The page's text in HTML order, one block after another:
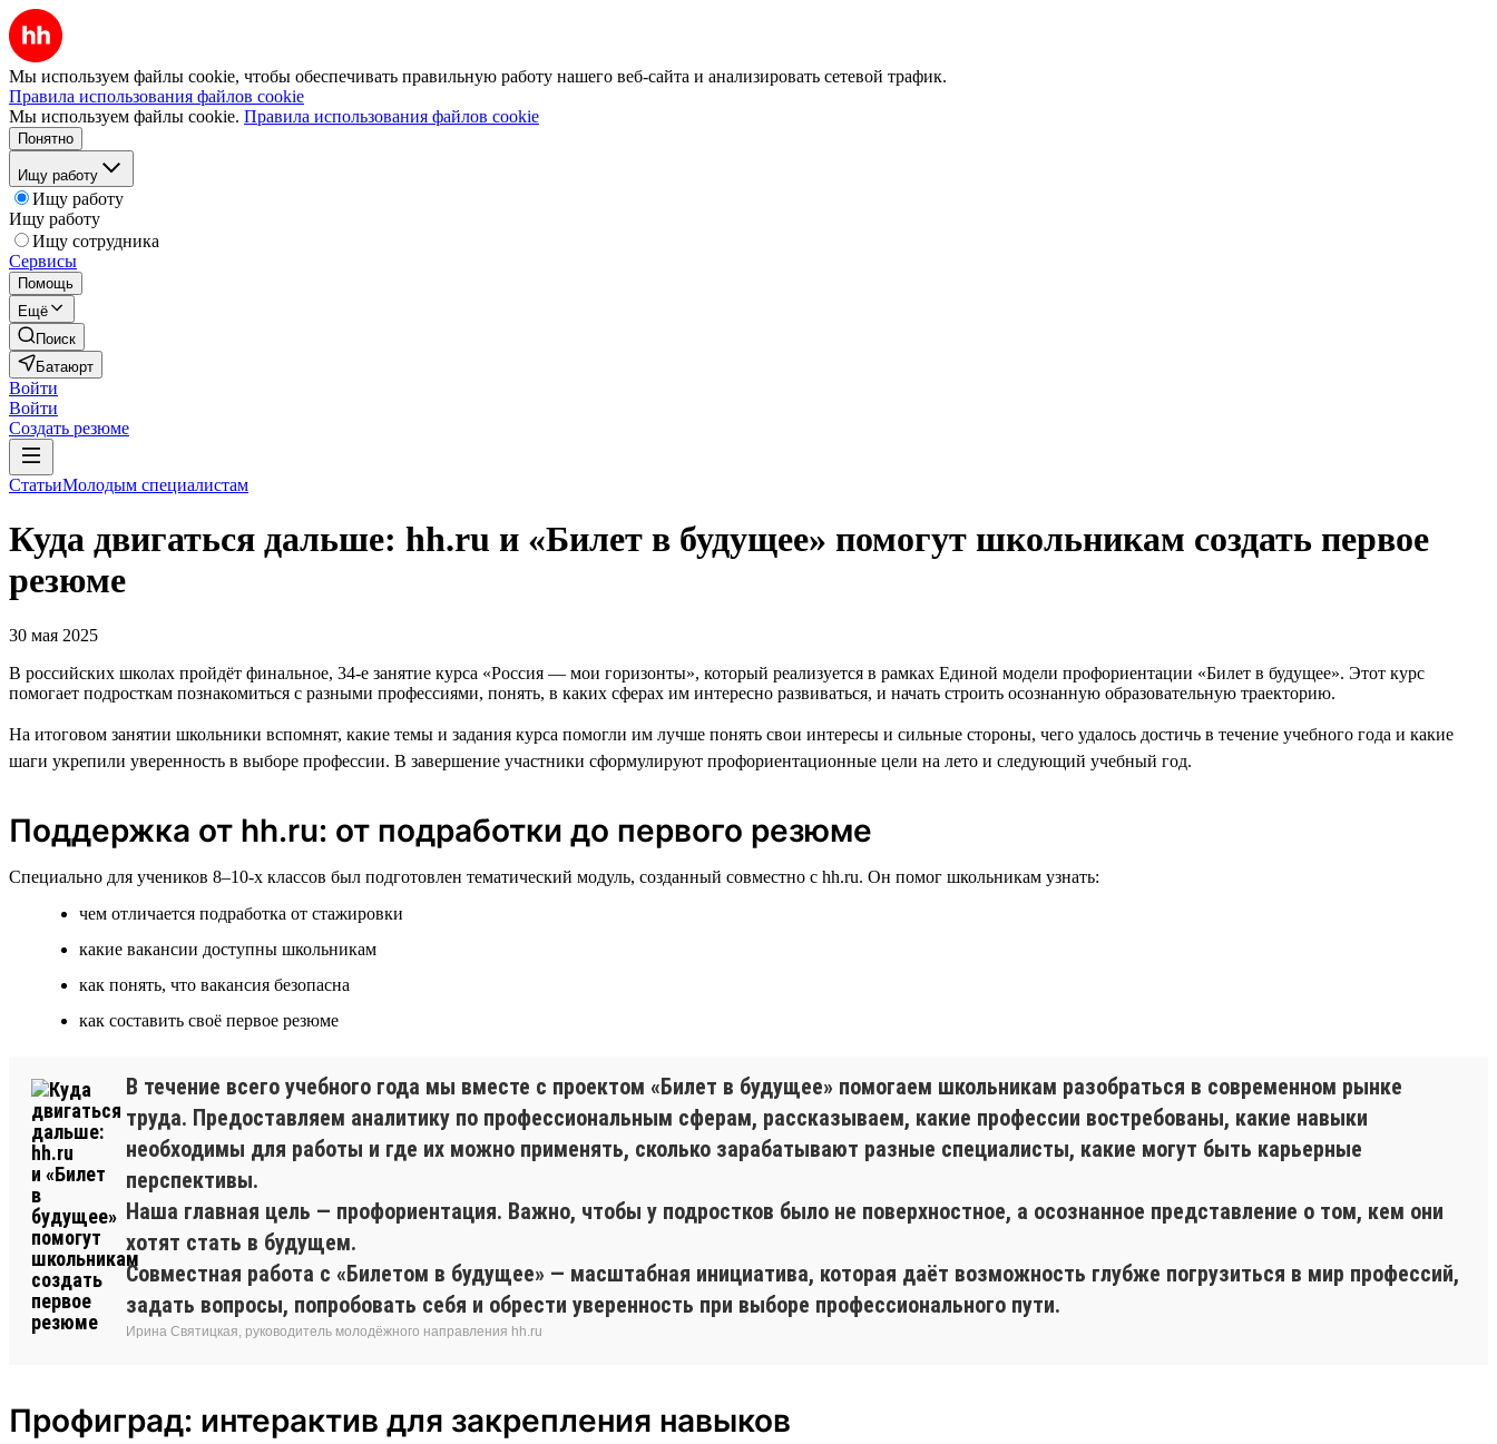
Мы используем файлы cookie, чтобы обеспечивать правильную работу нашего веб-сайта и анализировать сетевой трафик.
Правила использования файлов cookie
Мы используем файлы cookie. Правила использования файлов cookie
Понятно
Ищу работу
Ищу работу
Ищу работу
Ищу сотрудника
Сервисы
Помощь
Ещё
Поиск
Батаюрт
Войти
Войти
Создать резюме
СтатьиМолодым специалистам
Куда двигаться дальше: hh.ru и «Билет в будущее» помогут школьникам создать первое
резюме
30 мая 2025
В российских школах пройдёт финальное, 34-е занятие курса «Россия — мои горизонты», который реализуется в рамках Единой модели профориентации «Билет в будущее». Этот курс
помогает подросткам познакомиться с разными профессиями, понять, в каких сферах им интересно развиваться, и начать строить осознанную образовательную траекторию.
На итоговом занятии школьники вспомнят, какие темы и задания курса помогли им лучше понять свои интересы и сильные стороны, чего удалось достичь в течение учебного года и какие
шаги укрепили уверенность в выборе профессии. В завершение участники сформулируют профориентационные цели на лето и следующий учебный год.
Поддержка от hh.ru: от подработки до первого резюме
Специально для учеников 8–10-х классов был подготовлен тематический модуль, созданный совместно с hh.ru. Он помог школьникам узнать:
чем отличается подработка от стажировки
какие вакансии доступны школьникам
как понять, что вакансия безопасна
как составить своё первое резюме
В течение всего учебного года мы вместе с проектом «Билет в будущее» помогаем школьникам разобраться в современном рынке
труда. Предоставляем аналитику по профессиональным сферам, рассказываем, какие профессии востребованы, какие навыки
необходимы для работы и где их можно применять, сколько зарабатывают разные специалисты, какие могут быть карьерные
перспективы.
Наша главная цель — профориентация. Важно, чтобы у подростков было не поверхностное, а осознанное представление о том, кем они
хотят стать в будущем.
Совместная работа с «Билетом в будущее» — масштабная инициатива, которая даёт возможность глубже погрузиться в мир профессий,
задать вопросы, попробовать себя и обрести уверенность при выборе профессионального пути.
Ирина Святицкая, руководитель молодёжного направления hh.ru
Профиград: интерактив для закрепления навыков